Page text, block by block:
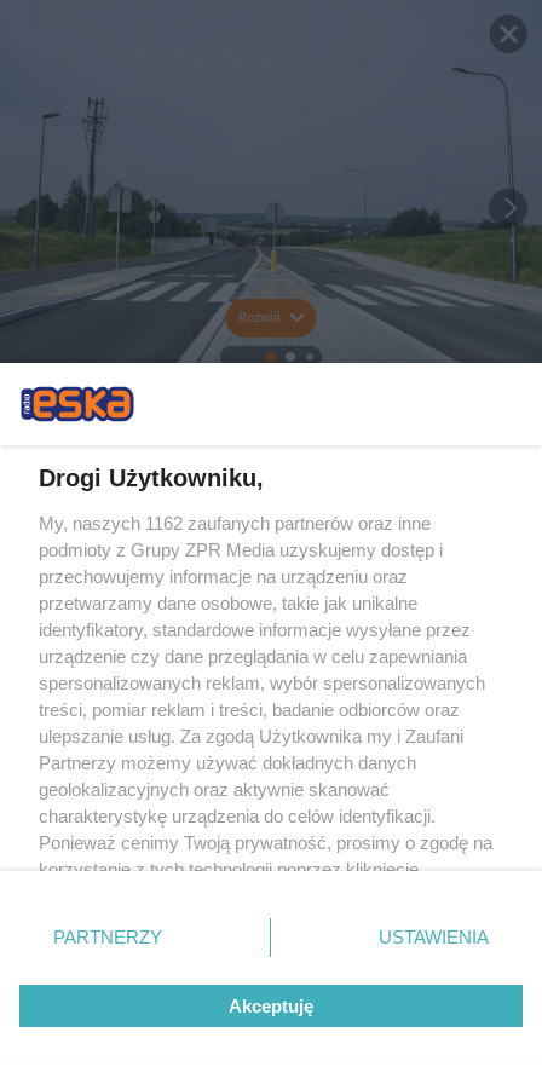
Rozwiń
Drogi Użytkowniku,
My, naszych 1162 zaufanych partnerów oraz inne
podmioty z Grupy ZPR Media uzyskujemy dostęp i
przechowujemy informacje na urządzeniu oraz
przetwarzamy dane osobowe, takie jak unikalne
identyfikatory, standardowe informacje wysyłane przez
urządzenie czy dane przeglądania w celu zapewniania
spersonalizowanych reklam, wybór spersonalizowanych
treści, pomiar reklam i treści, badanie odbiorców oraz
ulepszanie usług. Za zgodą Użytkownika my i Zaufani
Partnerzy możemy używać dokładnych danych
geolokalizacyjnych oraz aktywnie skanować
charakterystykę urządzenia do celów identyfikacji.
Ponieważ cenimy Twoją prywatność, prosimy o zgodę na
korzystanie z tych technologii poprzez kliknięcie
zmienić/wycofać klikając przycisk ustawień prywatności
znajdujący się w lewym dolnym rogu strony
rodzaje przetwarzania danych nie wymagają zgody
użytkownika, ale masz prawo sprzeciwić się takiemu
przetwarzaniu. Preferencje będą miały zastosowanie tylko
PARTNERZY USTAWIENIA
Akceptuję